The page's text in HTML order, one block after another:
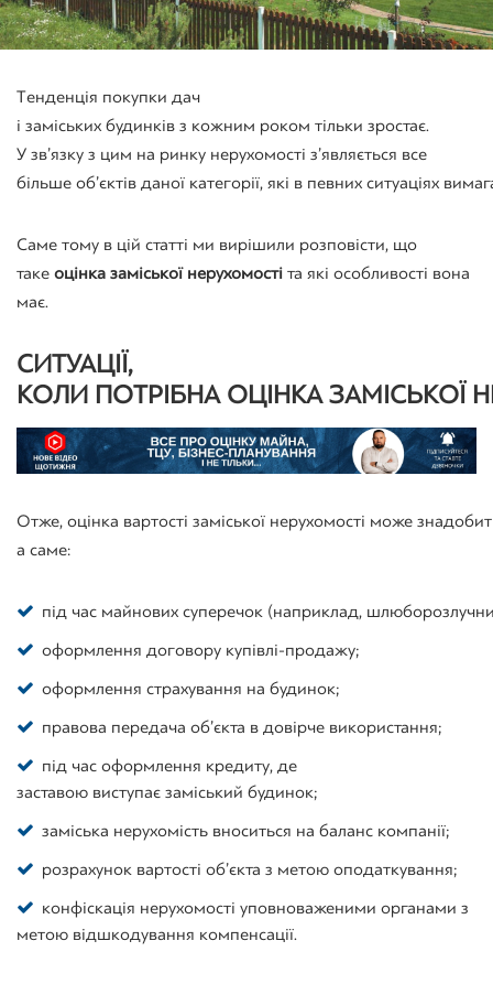
Тенденція покупки дач
і заміських будинків з кожним роком тільки зростає.
У зв’язку з цим на ринку нерухомості з’являється все
більше об’єктів даної категорії, які в певних ситуаціях
Саме тому в цій статті ми вирішили розповісти, що
таке оцінка заміської нерухомості та які особливості вона
має.
СИТУАЦІЇ,
КОЛИ ПОТРІБНА ОЦІНКА ЗАМІСЬКОЇ
Отже, оцінка вартості заміської нерухомості може
а саме:
під час майнових суперечок (наприклад,
оформлення договору купівлі-продажу;
оформлення страхування на будинок;
правова передача об’єкта в довірче використання;
під час оформлення кредиту, де
заставою виступає заміський будинок;
заміська нерухомість вноситься на баланс компанії;
розрахунок вартості об’єкта з метою оподаткування;
конфіскація нерухомості уповноваженими органами з
метою відшкодування компенсації.